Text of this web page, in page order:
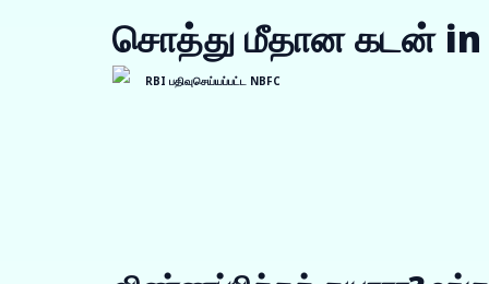
ஒர்க் ஆர்டர்
சொத்து மீதான கடன்
RBI பதிவுசெய்யப்பட்ட NBFC